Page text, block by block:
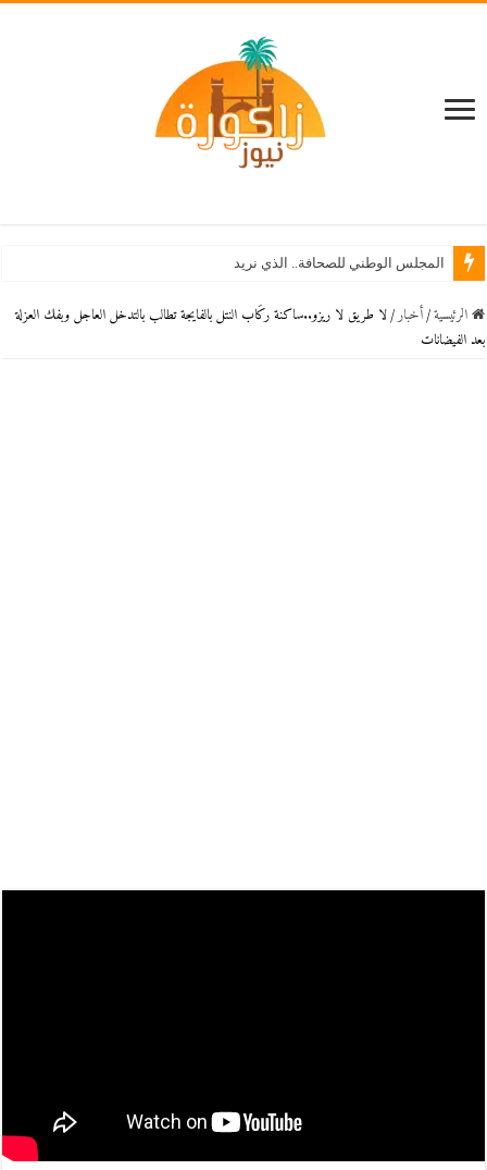
المجلس الوطني للصحافة.. الذي نريد
الرئيسية / أخبار / لا طريق لا ريزو..ساكنة ركَاب النتل بالفايجة تطالب بالتدخل العاجل وبفك العزلة
بعد الفيضانات